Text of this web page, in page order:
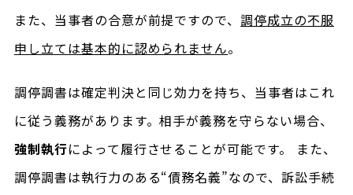
また、当事者の合意が前提ですので、調停成立の不服
申し立ては基本的に認められません。
調停調書は確定判決と同じ効力を持ち、当事者はこれ
に従う義務があります。相手が義務を守らない場合、
強制執行によって履行させることが可能です。 また、
調停調書は執行力のある“債務名義”なので、訴訟手続